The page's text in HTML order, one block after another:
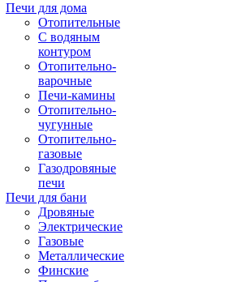
Печи для дома
Отопительные
C водяным
контуром
Отопительно-
варочные
Печи-камины
Отопительно-
чугунные
Отопительно-
газовые
Газодровяные
печи
Печи для бани
Дровяные
Электрические
Газовые
Металлические
Финские